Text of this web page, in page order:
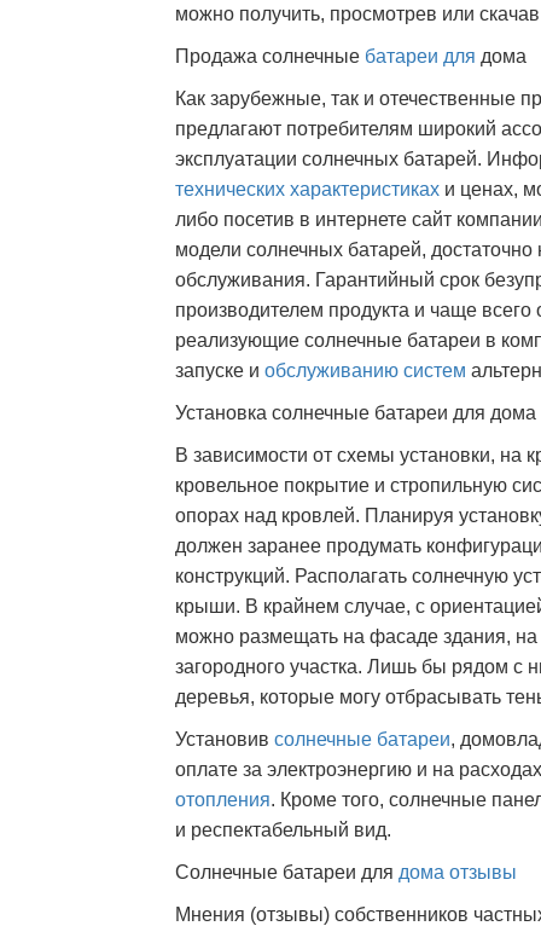
можно получить, просмотрев или
Продажа солнечные батареи для дома
Как зарубежные, так и отечественные
предлагают потребителям широкий
эксплуатации солнечных батарей.
технических характеристиках и ценах,
либо посетив в интернете сайт
модели солнечных батарей,
обслуживания. Гарантийный срок
производителем продукта и чаще
реализующие солнечные батареи в
запуске и обслуживанию систем
Установка солнечные батареи для дома
В зависимости от схемы установки, на
кровельное покрытие и стропильную
опорах над кровлей. Планируя
должен заранее продумать
конструкций. Располагать солнечную
крыши. В крайнем случае, с
можно размещать на фасаде здания,
загородного участка. Лишь бы рядом с
деревья, которые могу отбрасывать
Установив солнечные батареи,
оплате за электроэнергию и на
отопления. Кроме того, солнечные
и респектабельный вид.
Солнечные батареи для дома отзывы
Мнения (отзывы) собственников